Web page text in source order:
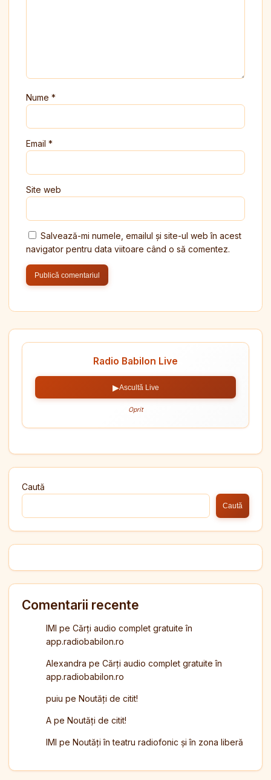
Nume *
Email *
Site web
Salvează-mi numele, emailul și site-ul web în acest
navigator pentru data viitoare când o să comentez.
Radio Babilon Live
▶Ascultă Live
Oprit
Caută
Caută
Comentarii recente
IMI pe Cărți audio complet gratuite în
app.radiobabilon.ro
Alexandra pe Cărți audio complet gratuite în
app.radiobabilon.ro
puiu pe Noutăți de citit!
A pe Noutăți de citit!
IMI pe Noutăți în teatru radiofonic și în zona liberă